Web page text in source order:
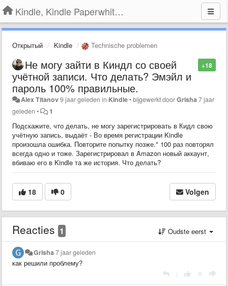
Kindle, Kindle Paperwhite, Kindle Voyage
Открытый Kindle Technische problemen
+18
Не могу зайти в Киндл со своей
учётной записи. Что делать? Эмэйл и
пароль 100% правильные.
Alex Titanov9 jaar geleden in Kindle•bijgewerkt doorGrisha 7 jaar
geleden • 1
Подскажите, что делать, не могу зарегистрировать в Кидл свою
учётную запись, выдаёт - Во время регистрации Kindle
произошла ошибка. Повторите попытку позже." 100 раз повторял
всегда одно и тоже. Зарегистрировал в Amazon новый аккаунт,
вбиваю его в Kindle та же история. Что делать?
18 0 Volgen
Reacties 1 Oudste eerst
Grisha 7 jaar geleden
как решили проблему?